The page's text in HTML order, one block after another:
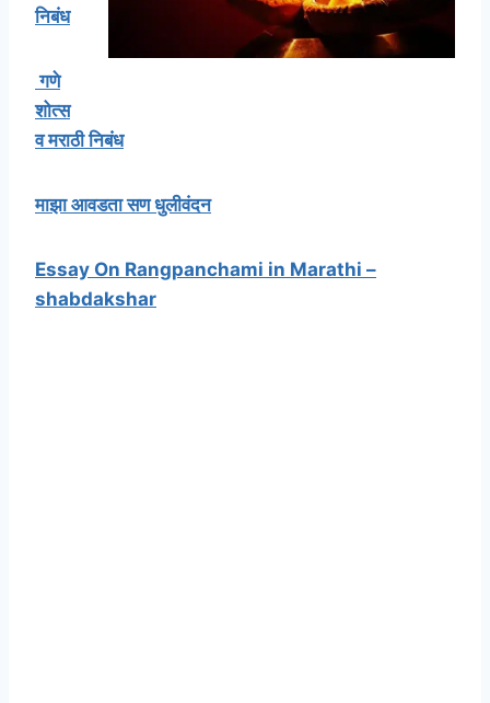
निबंध
गणे
शोत्स
व मराठी निबंध
माझा आवडता सण धुलीवंदन
Essay On Rangpanchami in Marathi –
shabdakshar